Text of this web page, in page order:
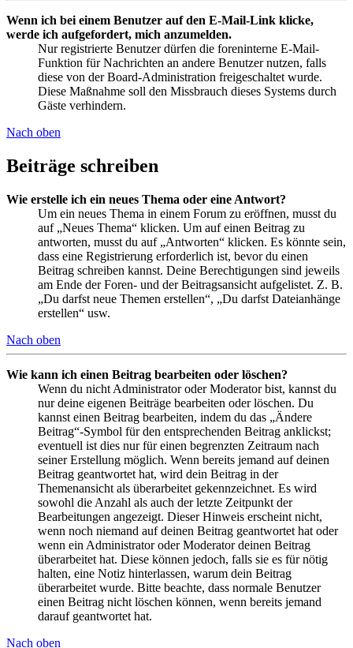
Wenn ich bei einem Benutzer auf den E-Mail-Link klicke,
werde ich aufgefordert, mich anzumelden.
Nur registrierte Benutzer dürfen die foreninterne E-Mail-
Funktion für Nachrichten an andere Benutzer nutzen, falls
diese von der Board-Administration freigeschaltet wurde.
Diese Maßnahme soll den Missbrauch dieses Systems durch
Gäste verhindern.
Nach oben
Beiträge schreiben
Wie erstelle ich ein neues Thema oder eine Antwort?
Um ein neues Thema in einem Forum zu eröffnen, musst du
auf „Neues Thema“ klicken. Um auf einen Beitrag zu
antworten, musst du auf „Antworten“ klicken. Es könnte sein,
dass eine Registrierung erforderlich ist, bevor du einen
Beitrag schreiben kannst. Deine Berechtigungen sind jeweils
am Ende der Foren- und der Beitragsansicht aufgelistet. Z. B.
„Du darfst neue Themen erstellen“, „Du darfst Dateianhänge
erstellen“ usw.
Nach oben
Wie kann ich einen Beitrag bearbeiten oder löschen?
Wenn du nicht Administrator oder Moderator bist, kannst du
nur deine eigenen Beiträge bearbeiten oder löschen. Du
kannst einen Beitrag bearbeiten, indem du das „Ändere
Beitrag“-Symbol für den entsprechenden Beitrag anklickst;
eventuell ist dies nur für einen begrenzten Zeitraum nach
seiner Erstellung möglich. Wenn bereits jemand auf deinen
Beitrag geantwortet hat, wird dein Beitrag in der
Themenansicht als überarbeitet gekennzeichnet. Es wird
sowohl die Anzahl als auch der letzte Zeitpunkt der
Bearbeitungen angezeigt. Dieser Hinweis erscheint nicht,
wenn noch niemand auf deinen Beitrag geantwortet hat oder
wenn ein Administrator oder Moderator deinen Beitrag
überarbeitet hat. Diese können jedoch, falls sie es für nötig
halten, eine Notiz hinterlassen, warum dein Beitrag
überarbeitet wurde. Bitte beachte, dass normale Benutzer
einen Beitrag nicht löschen können, wenn bereits jemand
darauf geantwortet hat.
Nach oben